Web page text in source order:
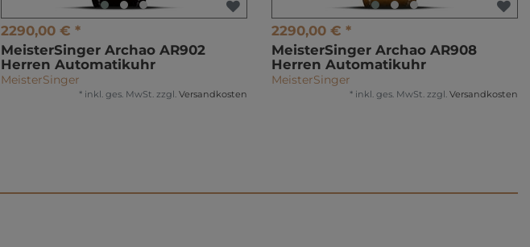
2290,00 € *
MeisterSinger Archao AR902
Herren Automatikuhr
MeisterSinger
* inkl. ges. MwSt. zzgl. Versandkosten
2290,00 € *
MeisterSinger Archao AR908
Herren Automatikuhr
MeisterSinger
* inkl. ges. MwSt. zzgl. Versandkosten